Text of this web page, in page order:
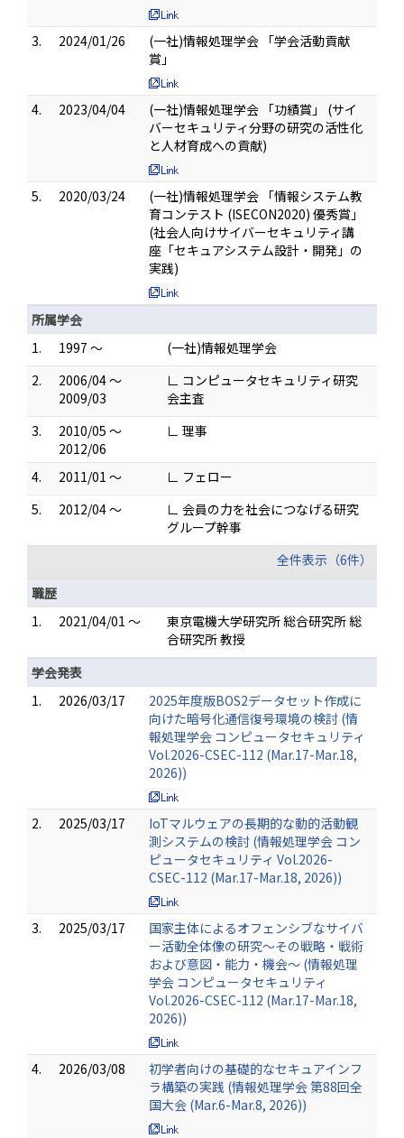
3. 2024/01/26
(一社)情報処理学会 「学会活動貢献
賞」
4. 2023/04/04
(一社)情報処理学会 「功績賞」 (サイ
バーセキュリティ分野の研究の活性化
と人材育成への貢献)
5. 2020/03/24
(一社)情報処理学会 「情報システム教
育コンテスト (ISECON2020) 優秀賞」
(社会人向けサイバーセキュリティ講
座「セキュアシステム設計・開発」の
実践)
所属学会
1.
1997 ～
(一社)情報処理学会
2.
2006/04 ～
2009/03
∟ コンピュータセキュリティ研究
会主査
3.
2010/05 ～
2012/06
∟ 理事
4. 2011/01 ～
∟ フェロー
5.
2012/04 ～
∟ 会員の力を社会につなげる研究
グループ幹事
全件表示（6件）
職歴
1.
2021/04/01 ～
東京電機大学研究所 総合研究所 総
合研究所 教授
学会発表
1.
2026/03/17
2025年度版BOS2データセット作成に
向けた暗号化通信復号環境の検討 (情
報処理学会 コンピュータセキュリティ
Vol.2026-CSEC-112 (Mar.17-Mar.18,
2026))
2. 2025/03/17
IoTマルウェアの長期的な動的活動観
測システムの検討 (情報処理学会 コン
ピュータセキュリティ Vol.2026-
CSEC-112 (Mar.17-Mar.18, 2026))
3. 2025/03/17
国家主体によるオフェンシブなサイバ
ー活動全体像の研究～その戦略・戦術
および意図・能力・機会～ (情報処理
学会 コンピュータセキュリティ
Vol.2026-CSEC-112 (Mar.17-Mar.18,
2026))
4. 2026/03/08
初学者向けの基礎的なセキュアインフ
ラ構築の実践 (情報処理学会 第88回全
国大会 (Mar.6-Mar.8, 2026))